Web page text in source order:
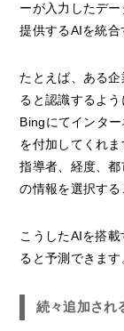
ーが入力したデ
提供するAIを統合
たとえば、ある
ると認識するよ
Bingにてインタ
を付加してくれま
指導者、経度、
の情報を選択する
こうしたAIを搭
ると予測できます
続々追加され